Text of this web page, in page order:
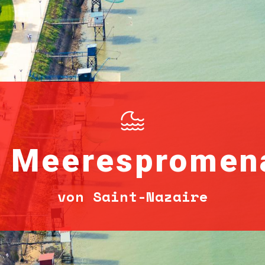
von Saint-Nazaire